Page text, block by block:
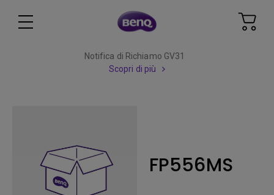
Notifica di Richiamo GV31
Scopri di più
FP556MS